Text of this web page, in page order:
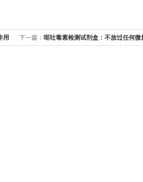
用 下一篇： 呕吐毒素检测试剂盒：不放过任何微